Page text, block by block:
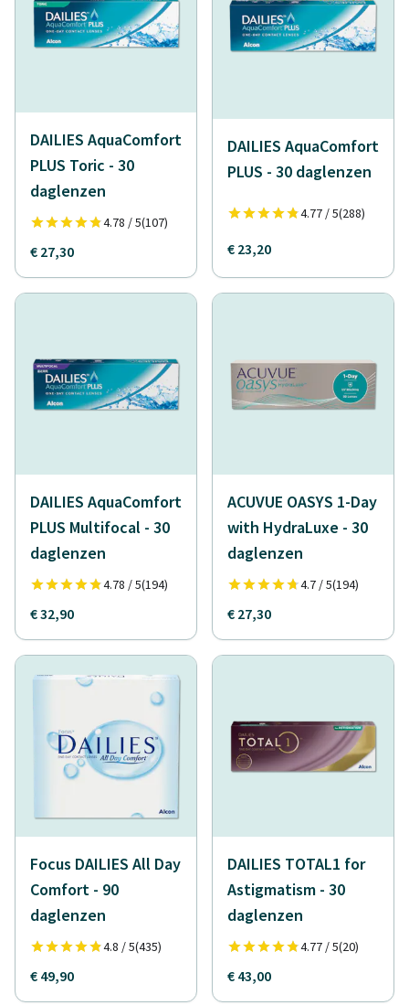
DAILIES AquaComfort
PLUS Toric - 30
daglenzen
4.78 / 5(107)
€ 27,30
DAILIES AquaComfort
PLUS - 30 daglenzen
4.77 / 5(288)
€ 23,20
DAILIES AquaComfort
PLUS Multifocal - 30
daglenzen
4.78 / 5(194)
€ 32,90
ACUVUE OASYS 1-Day
with HydraLuxe - 30
daglenzen
4.7 / 5(194)
€ 27,30
Focus DAILIES All Day
Comfort - 90
daglenzen
4.8 / 5(435)
€ 49,90
DAILIES TOTAL1 for
Astigmatism - 30
daglenzen
4.77 / 5(20)
€ 43,00